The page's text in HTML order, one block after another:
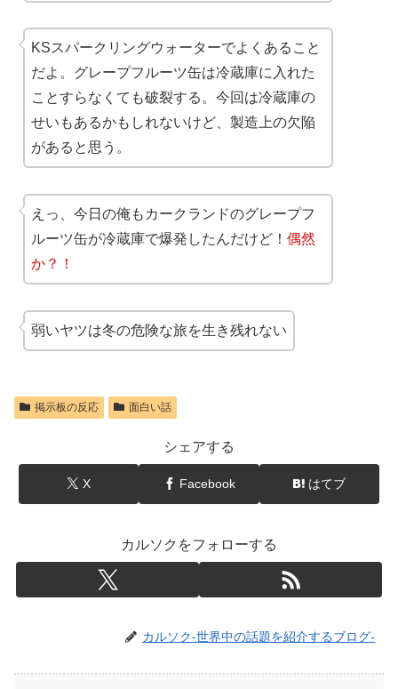
KSスパークリングウォーターでよくあること
だよ。グレープフルーツ缶は冷蔵庫に入れた
ことすらなくても破裂する。今回は冷蔵庫の
せいもあるかもしれないけど、製造上の欠陥
があると思う。
えっ、今日の俺もカークランドのグレープフ
ルーツ缶が冷蔵庫で爆発したんだけど！ 偶然
か？！
弱いヤツは冬の危険な旅を生き残れない
掲示板の反応 面白い話
シェアする
X Facebook はてブ
カルソクをフォローする
カルソク-世界中の話題を紹介するブログ-